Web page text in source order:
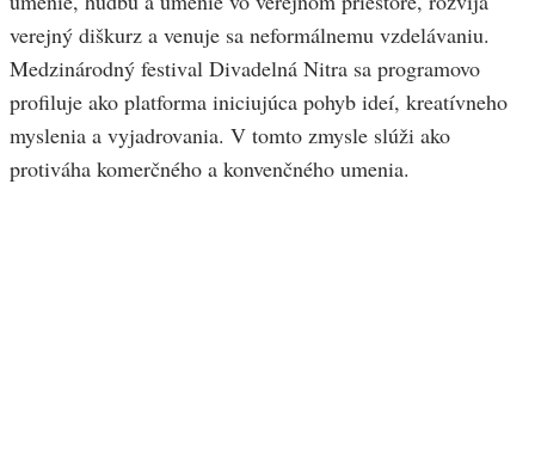
verejný diškurz a venuje sa neformálnemu vzdelávaniu.
Medzinárodný festival Divadelná Nitra sa programovo
profiluje ako platforma iniciujúca pohyb ideí, kreatívneho
myslenia a vyjadrovania. V tomto zmysle slúži ako
protiváha komerčného a konvenčného umenia.